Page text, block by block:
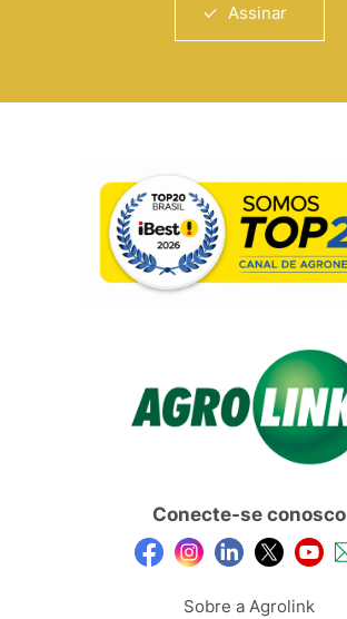
Assinar
Conecte-se conosco
Sobre a Agrolink